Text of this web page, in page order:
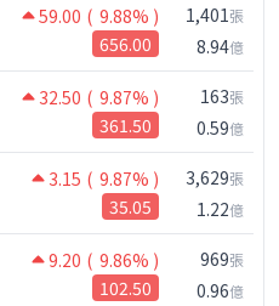
公司小百科
聯電做什麼？
59.00 ( 9.88% )
656.00
1,401張
8.94億
32.50 ( 9.87% )
361.50
163張
0.59億
3.15 ( 9.87% )
35.05
3,629張
1.22億
9.20 ( 9.86% )
102.50
969張
0.96億